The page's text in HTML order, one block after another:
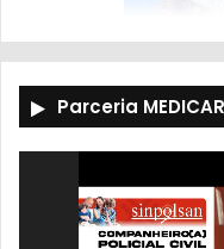
Parceria MEDICAR